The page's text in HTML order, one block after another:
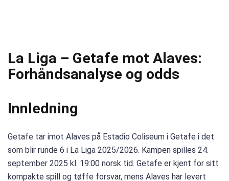
La Liga – Getafe mot Alaves:
Forhåndsanalyse og odds
Innledning
Getafe tar imot Alaves på Estadio Coliseum i Getafe i det
som blir runde 6 i La Liga 2025/2026. Kampen spilles 24.
september 2025 kl. 19:00 norsk tid. Getafe er kjent for sitt
kompakte spill og tøffe forsvar, mens Alaves har levert